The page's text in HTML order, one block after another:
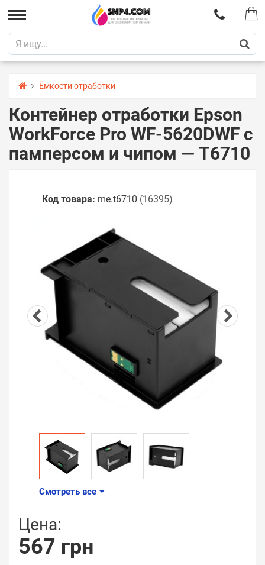
Ёмкости отработки
Контейнер отработки Epson
WorkForce Pro WF-5620DWF с
памперсом и чипом — T6710
Код товара: me.t6710 (16395)
Смотреть все
Цена:
567 грн